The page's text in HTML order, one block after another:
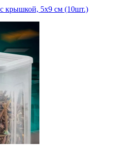
крышкой, 5х9 см (10шт.)